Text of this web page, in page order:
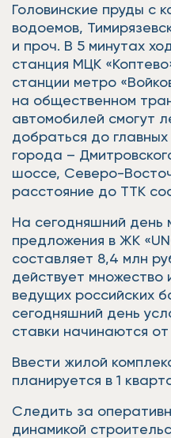
Головинские пруды с
водоемов,
и проч. В 5 минутах
станция МЦК
станции метро
на общественном
автомобилей смогут
добраться до
города –
шоссе, Северо-
расстояние до ТТК
На сегодняшний день
предложения в ЖК
составляет 8,4 млн
действует множество
ведущих российских
сегодняшний день
ставки начинаются от
Ввести жилой
планируется в 1
Следить за
динамикой